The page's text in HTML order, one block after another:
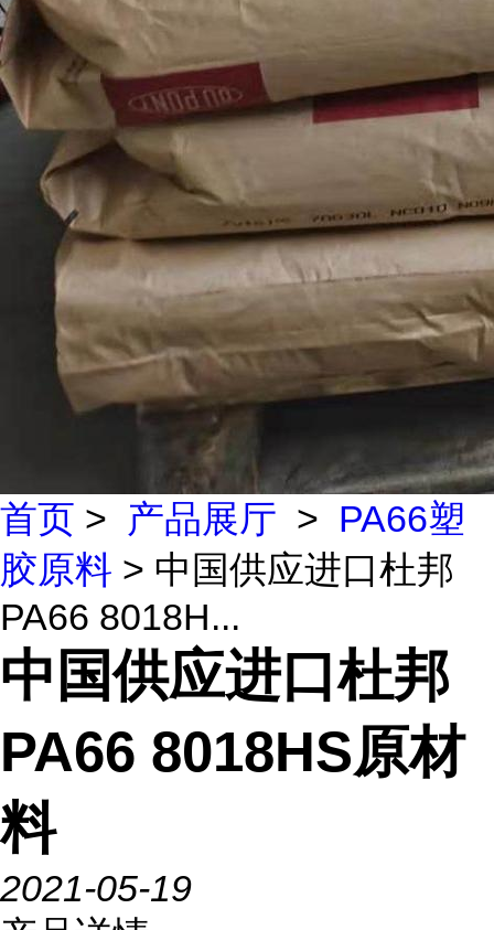
首页 > 产品展厅 > PA66塑
胶原料 > 中国供应进口杜邦
PA66 8018H...
中国供应进口杜邦
PA66 8018HS原材
料
2021-05-19